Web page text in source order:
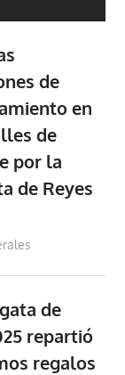
de
en
de
por la
de Reyes
de
repartió
regalos